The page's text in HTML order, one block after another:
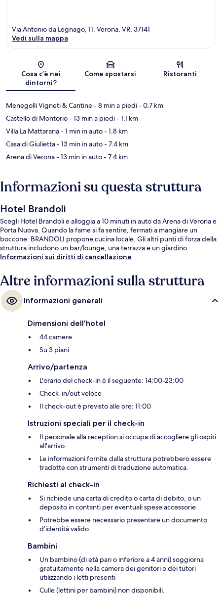
Mappa
Via Antonio da Legnago, 11, Verona, VR, 37141
Vedi sulla mappa
Cosa c’è nei
dintorni?
Come spostarsi Ristoranti
Menegolli Vigneti & Cantine- 8 min a piedi- 0.7 km
Castello di Montorio- 13 min a piedi- 1.1 km
Villa La Mattarana- 1 min in auto- 1.8 km
Casa di Giulietta- 13 min in auto- 7.4 km
Arena di Verona- 13 min in auto- 7.4 km
Informazioni su questa struttura
Hotel Brandoli
Scegli Hotel Brandoli e alloggia a 10 minuti in auto da Arena di Verona e
Porta Nuova. Quando la fame si fa sentire, fermati a mangiare un
boccone: BRANDOLI propone cucina locale. Gli altri punti di forza della
struttura includono un bar/lounge, una terrazza e un giardino.
Informazioni sui diritti di cancellazione
Altre informazioni sulla struttura
Informazioni generali
Dimensioni dell'hotel
44 camere
Su 3 piani
Arrivo/partenza
L'orario del check-in è il seguente: 14:00-23:00
Check-in/out veloce
Il check-out è previsto alle ore: 11:00
Istruzioni speciali per il check-in
Il personale alla reception si occupa di accogliere gli ospiti
all'arrivo.
Le informazioni fornite dalla struttura potrebbero essere
tradotte con strumenti di traduzione automatica.
Richiesti al check-in
Si richiede una carta di credito o carta di debito, o un
deposito in contanti per eventuali spese accessorie
Potrebbe essere necessario presentare un documento
d’identità valido
Bambini
Un bambino (di età pari o inferiore a 4 anni) soggiorna
gratuitamente nella camera dei genitori o dei tutori
utilizzando i letti presenti
Culle (lettini per bambini) non disponibili.